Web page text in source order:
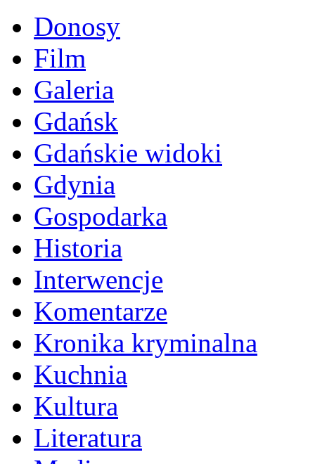
Donosy
Film
Galeria
Gdańsk
Gdańskie widoki
Gdynia
Gospodarka
Historia
Interwencje
Komentarze
Kronika kryminalna
Kuchnia
Kultura
Literatura